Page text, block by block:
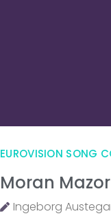
EUROVISION SONG
Moran
Ingeborg